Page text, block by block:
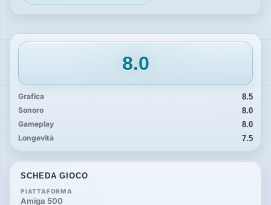
8.0
Grafica
8.5
Sonoro
8.0
Gameplay
8.0
Longevità
7.5
SCHEDA GIOCO
PIATTAFORMA
Amiga 500